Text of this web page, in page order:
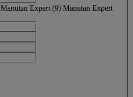
Manutan Expert (9) Manutan Expert